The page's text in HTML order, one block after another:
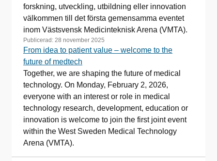
forskning, utveckling, utbildning eller innovation
välkommen till det första gemensamma eventet
inom Västsvensk Medicinteknisk Arena (VMTA).
Publicerad: 28 november 2025
From idea to patient value – welcome to the
future of medtech
Together, we are shaping the future of medical
technology. On Monday, February 2, 2026,
everyone with an interest or role in medical
technology research, development, education or
innovation is welcome to join the first joint event
within the West Sweden Medical Technology
Arena (VMTA).